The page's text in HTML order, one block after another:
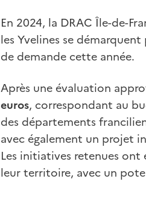
En 2024, la DRAC Île-de-
les Yvelines se
de demande cette année.
Après une évaluation
euros, correspondant au
des départements
avec également un projet
Les initiatives retenues
leur territoire, avec un